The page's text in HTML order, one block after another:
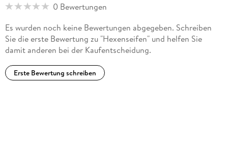
0 Bewertungen
Es wurden noch keine Bewertungen abgegeben. Schreiben
Sie die erste Bewertung zu "Hexenseifen" und helfen Sie
damit anderen bei der Kaufentscheidung.
Erste Bewertung schreiben